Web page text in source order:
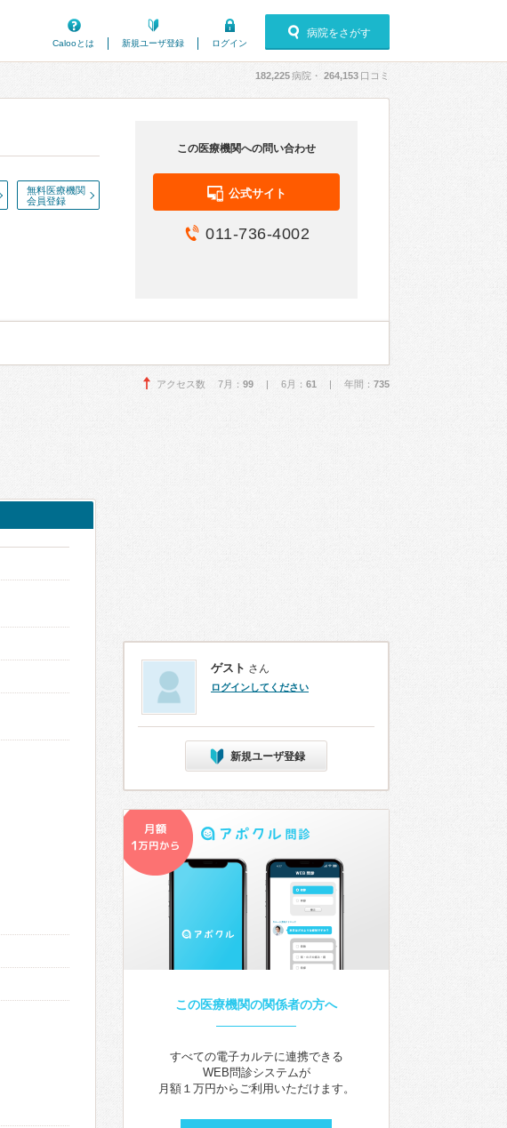
Calooとは
新規ユーザ登録 ログイン
病院をさがす
182,225病院・ 264,153 口コミ
無料医療機関
会員登録
この医療機関への問い合わせ
公式サイト
011-736-4002
アクセス数 7月： 99 | 6月： 61 | 年間： 735
ゲスト さん
ログインしてください
新規ユーザ登録
この医療機関の関係者の方へ
すべての電子カルテに連携できる
WEB問診システムが
月額１万円からご利用いただけます。